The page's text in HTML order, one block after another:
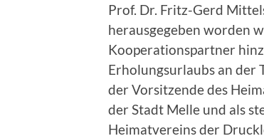
Prof. Dr. Fritz-Gerd
herausgegeben worden
Kooperationspartner
Erholungsurlaubs an der
der Vorsitzende des
der Stadt Melle und als
Heimatvereins der